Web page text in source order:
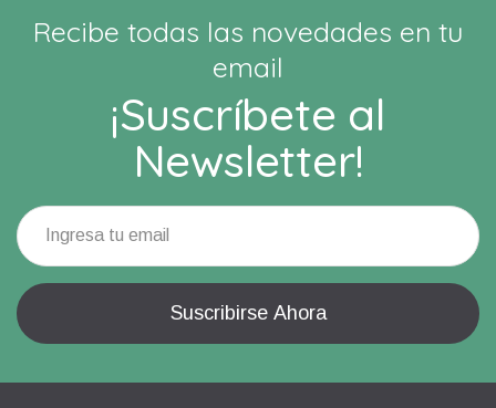
Recibe todas las novedades en tu
email
¡Suscríbete al
Newsletter!